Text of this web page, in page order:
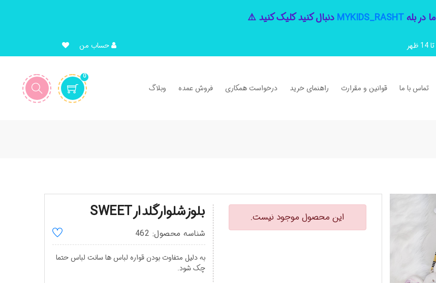
ما در بلهMYKIDS_RASHT دنبال کنید کلیک کنید ⚠️
حساب من
0
تماس با ما قوانین و مقرارت راهنمای خرید درخواست همکاری فروش عمده وبلاگ
این محصول موجود نیست. بلوزشلوارگلدارSWEET
شناسه محصول: 462
به دلیل متفاوت بودن قواره لباس ها سانت لباس حتما
چک شود.